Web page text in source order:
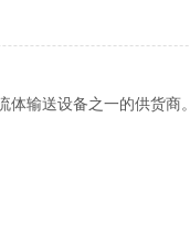
输送设备之一的供货商。